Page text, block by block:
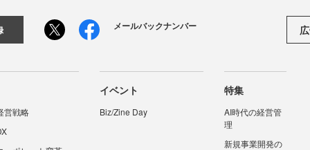
メールバックナンバー
営戦略
イベント
Biz/Zine Day
特集
AI時代の経営管
理
新規事業開発の